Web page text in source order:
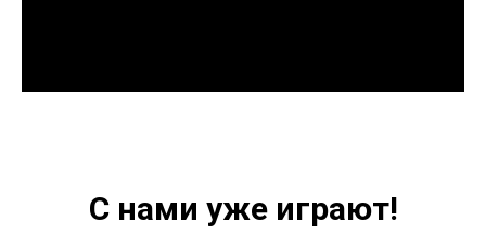
С нами уже играют!